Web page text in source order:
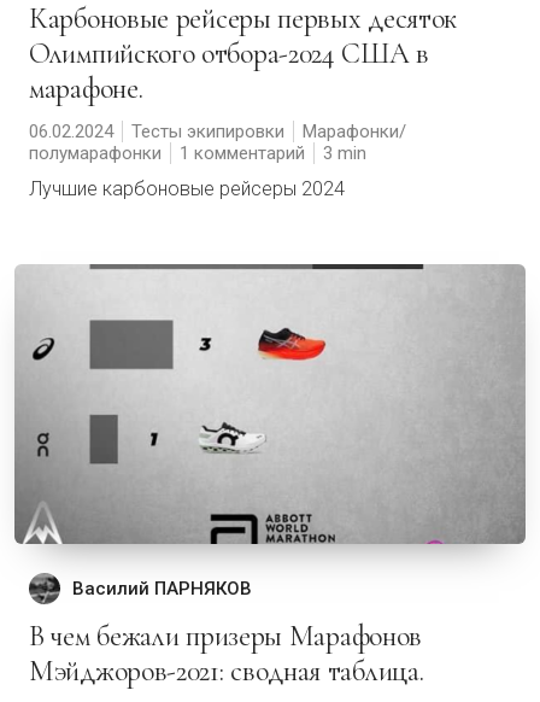
Карбоновые рейсеры первых десяток
Олимпийского отбора-2024 США в
марафоне.
06.02.2024 Тесты экипировки
Марафонки/
полумарафонки
1 комментарий 3
Лучшие карбоновые рейсеры 2024
Василий ПАРНЯКОВ
В чем бежали призеры Марафонов
Мэйджоров-2021: сводная таблица.